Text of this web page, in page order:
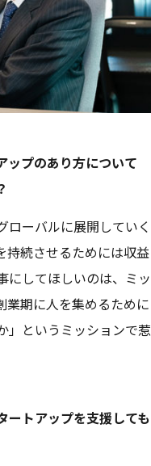
ップのあり方について
ローバルに展開していく
持続させるためには収益
にしてほしいのは、ミッ
業期に人を集めるために
」というミッションで惹
ートアップを支援しても